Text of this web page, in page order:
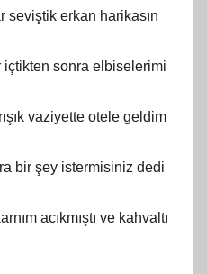
seviştik erkan harikasın
içtikten sonra elbiselerimi
vaziyette otele geldim
bir şey istermisiniz dedi
acıkmıştı ve kahvaltı